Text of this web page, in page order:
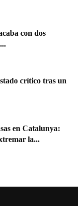
con dos
crítico tras un
en Catalunya:
la...